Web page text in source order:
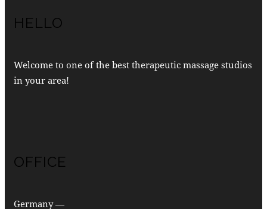
HELLO
Welcome to one of the best therapeutic massage studios
in your area!
OFFICE
Germany —